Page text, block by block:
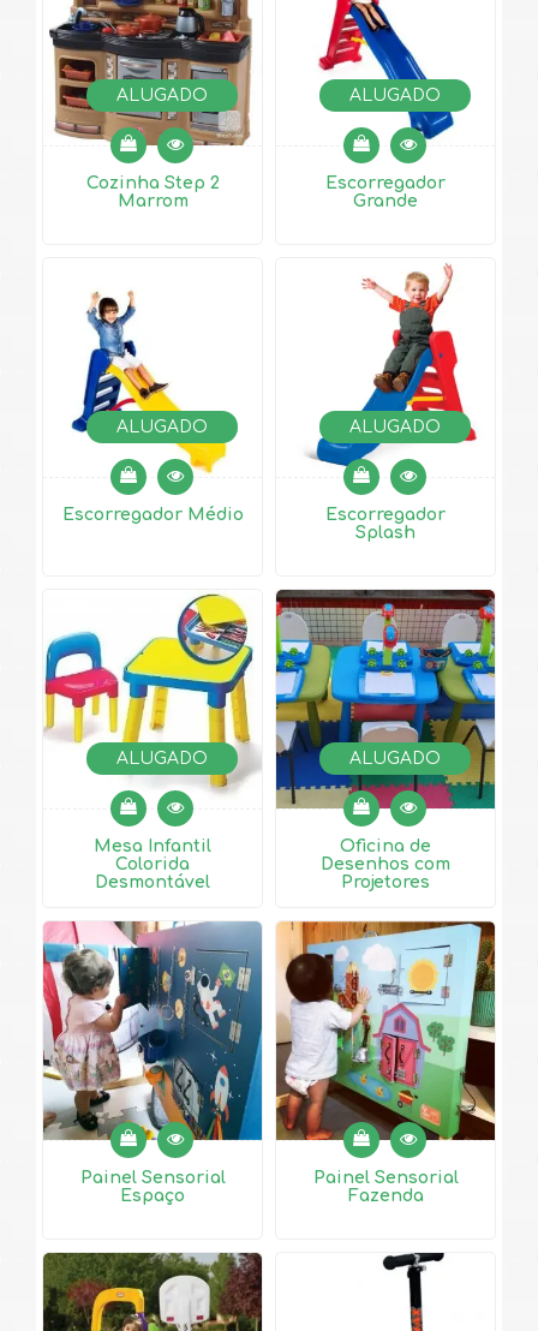
ALUGADO
Cozinha Step 2
Marrom
ALUGADO
Escorregador
Grande
ALUGADO
Escorregador Médio
ALUGADO
Escorregador
Splash
ALUGADO
Mesa Infantil
Colorida
Desmontável
ALUGADO
Oficina de
Desenhos com
Projetores
Painel Sensorial
Espaço
Painel Sensorial
Fazenda